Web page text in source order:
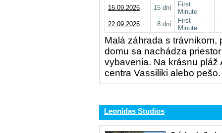
15.09.2026
15 dní
First
Minute
22.09.2026
8 dní
First
Minute
Malá záhrada s
domu sa nachádza
vybavenia. Na krásnu pláž
centra Vassiliki alebo pešo.
Leonidas Studios